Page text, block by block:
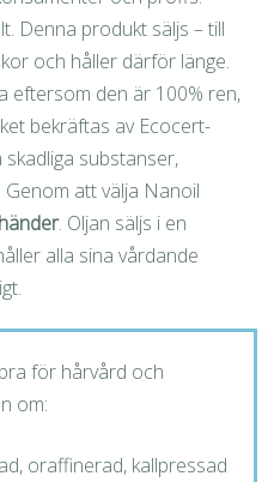
Denna produkt säljs – till
och håller därför länge.
eftersom den är 100% ren,
bekräftas av Ecocert-
substanser,
att välja Nanoil
. Oljan säljs i en
alla sina vårdande
för hårvård och
om:
oraffinerad, kallpressad